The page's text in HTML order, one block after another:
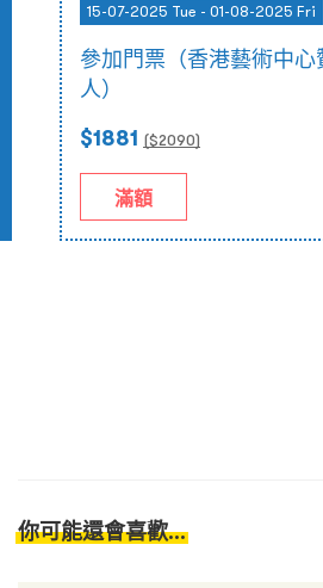
15-07-2025 Tue - 01-08-2025 Fri
參加門票（香港藝術中
人）
$1881 ($2090)
滿額
你可能還會喜歡...